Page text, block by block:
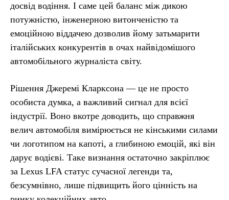
досвід водіння. І саме цей баланс між дикою
потужністю, інженерною витонченістю та
емоційною віддачею дозволив йому затьмарити
італійських конкурентів в очах найвідомішого
автомобільного журналіста світу.
Рішення Джеремі Кларксона — це не просто
особиста думка, а важливий сигнал для всієї
індустрії. Воно вкотре доводить, що справжня
велич автомобіля вимірюється не кінськими силами
чи логотипом на капоті, а глибиною емоцій, які він
дарує водієві. Таке визнання остаточно закріплює
за Lexus LFA статус сучасної легенди та,
безсумнівно, лише підвищить його цінність на